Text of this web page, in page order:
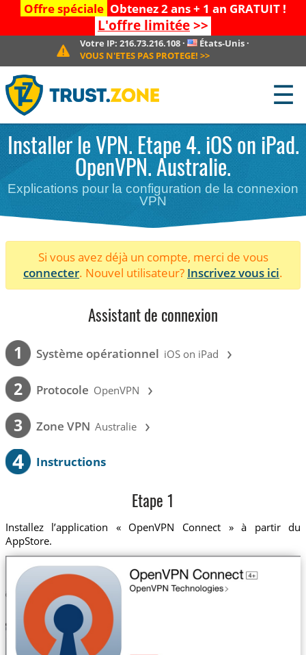
Offre spéciale Obtenez 2 ans + 1 an GRATUIT !
L'offre limitée>>
Votre IP: 216.73.216.108· États-Unis ·
VOUS N'ETES PAS PROTEGE! >>
☰
Installer le VPN. Etape 4. iOS on iPad.
OpenVPN. Australie.
Explications pour la configuration de la connexion
VPN
Si vous avez déjà un compte, merci de vous
connecter. Nouvel utilisateur? Inscrivez vous ici.
Assistant de connexion
1 Système opérationnel iOS on iPad ›
2 Protocole OpenVPN ›
3 Zone VPN Australie ›
4 Instructions
Etape 1
Installez l’application « OpenVPN Connect » à partir du
AppStore.